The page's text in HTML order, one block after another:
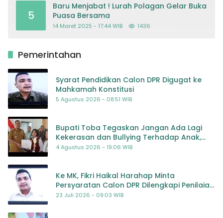
5
Baru Menjabat ! Lurah Polagan Gelar Buka
Puasa Bersama
14 Maret 2025 - 17:44 WIB 1436
Pemerintahan
Syarat Pendidikan Calon DPR Digugat ke
Mahkamah Konstitusi
5 Agustus 2026 - 08:51 WIB
Bupati Toba Tegaskan Jangan Ada Lagi
Kekerasan dan Bullying Terhadap Anak,
Dorong Kolaborasi Seluruh Pihak
4 Agustus 2026 - 19:06 WIB
Ke MK, Fikri Haikal Harahap Minta
Persyaratan Calon DPR Dilengkapi Penilaian
Kompetensi
23 Juli 2026 - 09:03 WIB